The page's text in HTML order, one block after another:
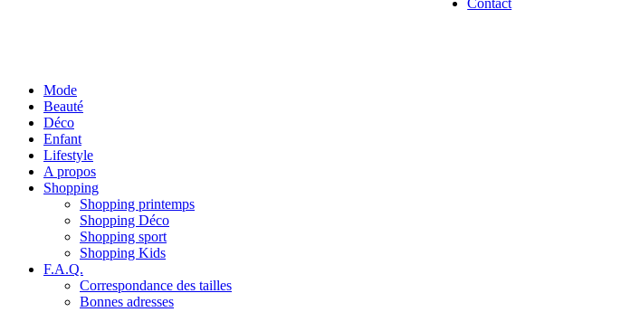
Mode
Beauté
Déco
Enfant
Lifestyle
A propos
Shopping
Shopping printemps
Shopping Déco
Shopping sport
Shopping Kids
F.A.Q.
Correspondance des tailles
Bonnes adresses